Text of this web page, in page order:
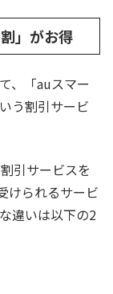
」がお得
、「auスマー
う割引サービ
引サービスを
けられるサービ
違いは以下の2